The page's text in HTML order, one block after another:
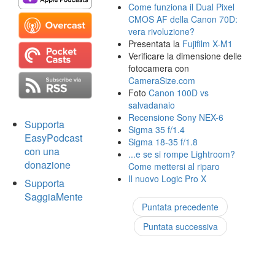
Supporta
EasyPodcast
con una
donazione
Supporta
SaggiaMente
Come funziona il Dual Pixel
CMOS AF della Canon 70D:
vera rivoluzione?
Presentata la Fujifilm X-M1
Verificare la dimensione delle
fotocamera con
CameraSize.com
FotoCanon 100D vs
salvadanaio
Recensione Sony NEX-6
Sigma 35 f/1.4
Sigma 18-35 f/1.8
...e se si rompe Lightroom?
Come mettersi al riparo
Il nuovo Logic Pro X
Puntata precedente
Puntata successiva